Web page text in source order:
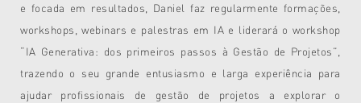
e focada em resultados, Daniel faz regularmente formações,
workshops, webinars e palestras em IA e liderará o workshop
“IA Generativa: dos primeiros passos à Gestão de Projetos”,
trazendo o seu grande entusiasmo e larga experiência para
ajudar profissionais de gestão de projetos a explorar o